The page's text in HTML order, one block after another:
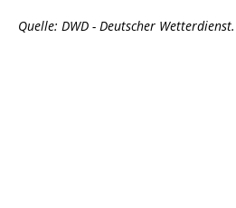
Quelle: DWD - Deutscher Wetterdienst.